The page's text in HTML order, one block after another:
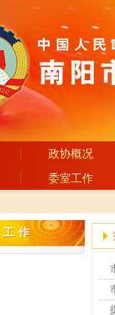
政协概况
委室工作
工作
工作